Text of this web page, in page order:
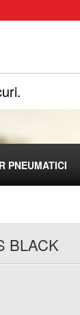
PNEUMATICI
BLACK